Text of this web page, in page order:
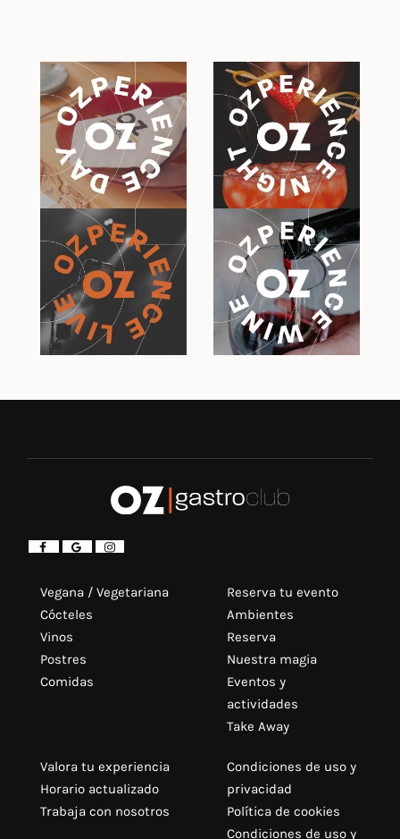
Vegana / Vegetariana
Cócteles
Vinos
Postres
Comidas
Reserva tu evento
Ambientes
Reserva
Nuestra magia
Eventos y
actividades
Take Away
Valora tu experiencia
Horario actualizado
Trabaja con nosotros
Condiciones de uso y
privacidad
Política de cookies
Condiciones de uso y